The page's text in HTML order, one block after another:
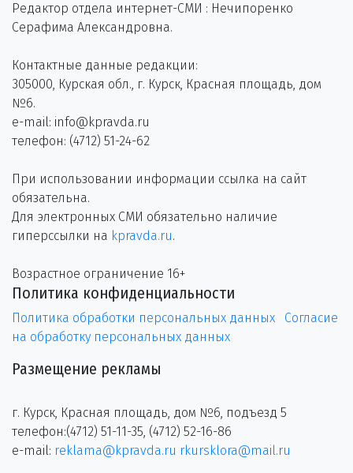
Редактор отдела интернет-СМИ : Нечипоренко
Серафима Александровна.
Контактные данные редакции:
305000, Курская обл., г. Курск, Красная площадь, дом
№6.
e-mail: info@kpravda.ru
телефон: (4712) 51-24-62
При использовании информации ссылка на сайт
обязательна.
Для электронных СМИ обязательно наличие
гиперссылки на kpravda.ru.
Возрастное ограничение 16+
Политика конфиденциальности
Политика обработки персональных данных
Согласие
на обработку персональных данных
Размещение рекламы
г. Курск, Красная площадь, дом №6, подъезд 5
телефон:(4712) 51-11-35, (4712) 52-16-86
e-mail: reklama@kpravda.ru rkursklora@mail.ru